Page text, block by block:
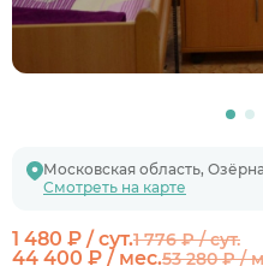
Московская область,
Смотреть на карте
1 480 ₽ / сут.1 776 ₽ / сут.
44 400 ₽ / мес.53 280 ₽ /